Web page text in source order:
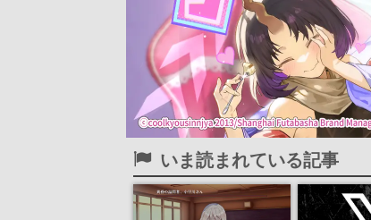
いま読まれている記事